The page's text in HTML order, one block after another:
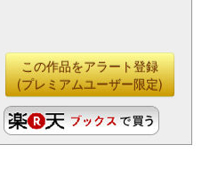
この作品をアラート登録
(プレミアムユーザー限定)